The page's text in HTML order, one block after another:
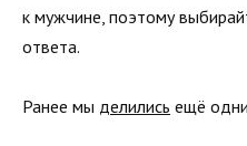
к мужчине, поэтому
ответа.
Ранее мы делились ещё